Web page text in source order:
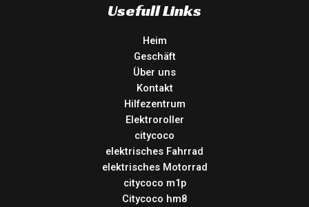
Usefull Links
Heim
Geschäft
Über uns
Kontakt
Hilfezentrum
Elektroroller
citycoco
elektrisches Fahrrad
elektrisches Motorrad
citycoco m1p
Citycoco hm8